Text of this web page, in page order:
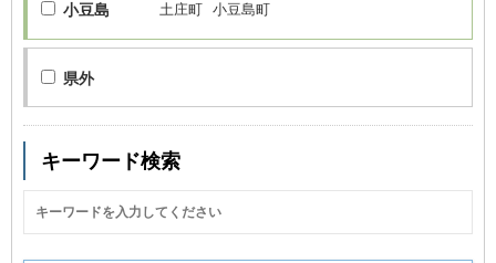
小豆島 土庄町 小豆島町
県外
キーワード検索